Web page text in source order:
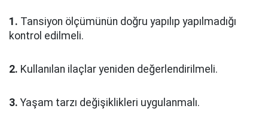
1. Tansiyon ölçümünün doğru yapılıp yapılmadığı
kontrol edilmeli.
2. Kullanılan ilaçlar yeniden değerlendirilmeli.
3. Yaşam tarzı değişiklikleri uygulanmalı.